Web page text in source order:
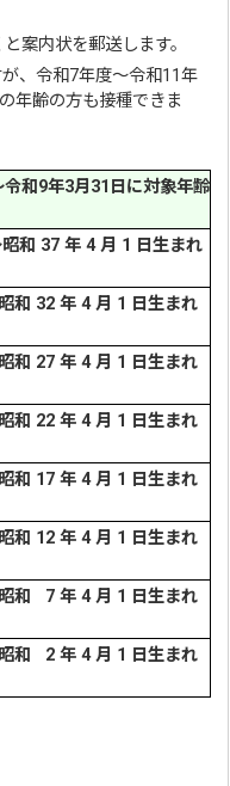
案内状を郵送します。
、令和7年度～令和11年
年齢の方も接種できま
和9年3月31日に対象年齢
37 年 4 月 1 日生まれ
32 年 4 月 1 日生まれ
27 年 4 月 1 日生まれ
22 年 4 月 1 日生まれ
17 年 4 月 1 日生まれ
12 年 4 月 1 日生まれ
7 年 4 月 1 日生まれ
2 年 4 月 1 日生まれ